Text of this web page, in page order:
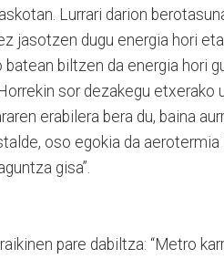
Lurrari darion
jasotzen dugu energia hori
batean biltzen da energia hori
sor dezakegu etxerako
erabilera bera du, baina
oso egokia da aerotermia
gisa”.
pare dabiltza: “Metro